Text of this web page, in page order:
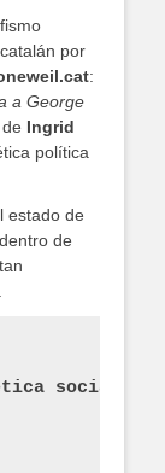
por
:
a George
Ingrid
política
estado de
de
ética social